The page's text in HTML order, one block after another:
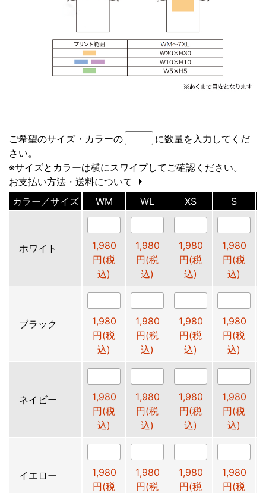
ご希望のサイズ・カラーの
に数量を入力してくだ
さい。
※サイズとカラーは横にスワイプしてご確認ください。
お支払い方法・送料について
カラー／サイズ
WM WL XS S
ホワイト
1,980
円(税
込)
1,980
円(税
込)
1,980
円(税
込)
1,980
円(税
込)
ブラック
1,980
円(税
込)
1,980
円(税
込)
1,980
円(税
込)
1,980
円(税
込)
ネイビー
1,980
円(税
込)
1,980
円(税
込)
1,980
円(税
込)
1,980
円(税
込)
イエロー
1,980
円(税
1,980
円(税
1,980
円(税
1,980
円(税